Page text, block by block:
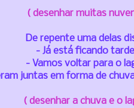
( desenhar muitas
De repente uma delas
- Já está ficando
- Vamos voltar para o
juntas em forma de
( desenhar a chuva e o